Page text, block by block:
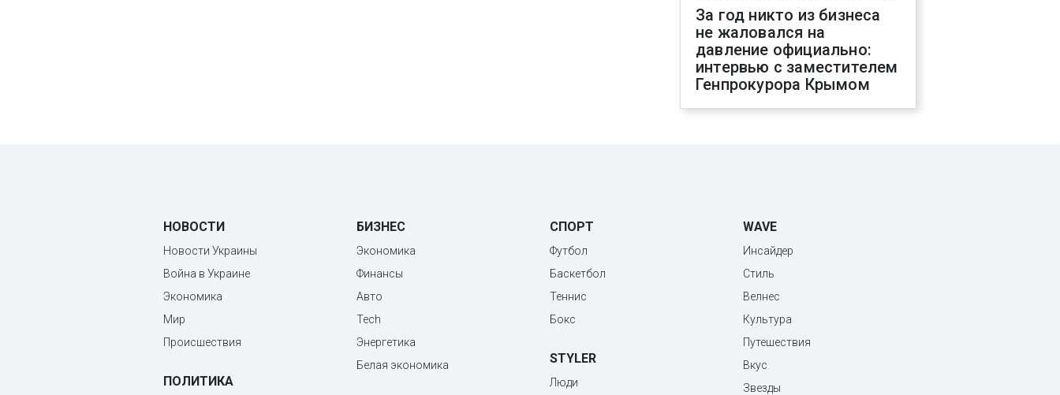
За год никто из бизнеса
не жаловался на
давление официально:
интервью с заместителем
Генпрокурора Крымом
НОВОСТИ
Новости Украины
Война в Украине
Экономика
Мир
Происшествия
ПОЛИТИКА
БИЗНЕС
Экономика
Финансы
Авто
Tech
Энергетика
Белая экономика
СПОРТ
Футбол
Баскетбол
Теннис
Бокс
STYLER
Люди
WAVE
Инсайдер
Стиль
Велнес
Культура
Путешествия
Вкус
Звезды